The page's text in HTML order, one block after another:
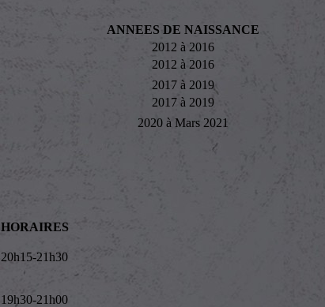
ANNEES DE NAISSANCE
2012 à 2016
2012 à 2016
2017 à 2019
2017 à 2019
2020 à Mars 2021
HORAIRES
20h15-21h30
19h30-21h00